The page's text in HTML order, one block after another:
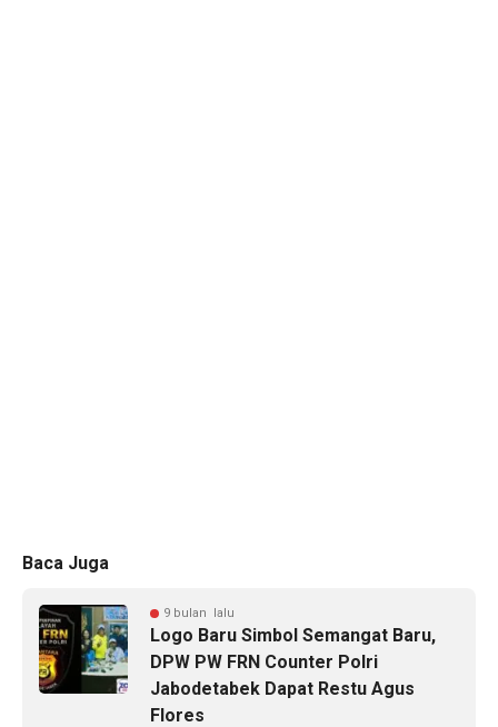
Baca Juga
9 bulan lalu
Logo Baru Simbol Semangat Baru,
DPW PW FRN Counter Polri
Jabodetabek Dapat Restu Agus
Flores